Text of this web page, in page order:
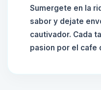
Sumergete en la
sabor y dejate
cautivador. Cada
pasion por el cafe